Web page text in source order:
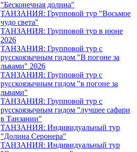
"Бесконечная долина"
ТАНЗАНИЯ: Групповой тур "Восьмое
чудо света"
ТАНЗАНИЯ: Групповой тур в июне
2026
ТАНЗАНИЯ: Групповой тур с
русскоязычным гидом "В погоне за
львами" 2026
ТАНЗАНИЯ: Групповой тур с
русскоязычным гидом "в погоне за
львами"
ТАНЗАНИЯ: Групповой тур с
русскоязычным гидом "лучшее сафари
в Танзании"
ТАНЗАНИЯ: Индивидуальный тур
"Долина Серонера"
ТАНЗАНИЯ: Индивидуальный тур